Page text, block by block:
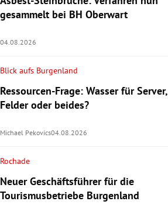
gesammelt bei BH Oberwart
04.08.2026
Blick aufs Burgenland
Ressourcen-Frage: Wasser für Server,
Felder oder beides?
Michael Pekovics04.08.2026
Rochade
Neuer Geschäftsführer für die
Tourismusbetriebe Burgenland